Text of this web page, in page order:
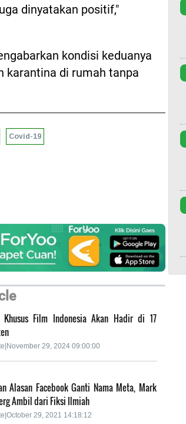
dinyatakan positif,"
kondisi keduanya
karantina di rumah tanpa
Covid-19
Khusus Film Indonesia Akan Hadir di 17
29, 2024 09:00:00
Alasan Facebook Ganti Nama Meta, Mark
Ambil dari Fiksi Ilmiah
29, 2021 14:18:12